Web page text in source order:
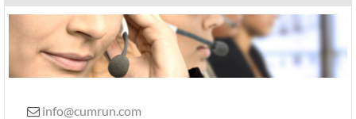
 info@cumrun.com